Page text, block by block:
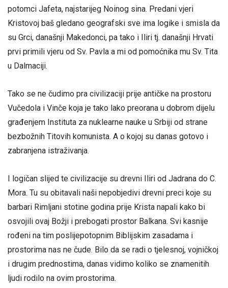
potomci Jafeta, najstarijeg Noinog sina. Predani vjeri
Kristovoj baš gledano geografski sve ima logike i smisla da
su Grci, današnji Makedonci, pa tako i Iliri tj. današnji Hrvati
prvi primili vjeru od Sv. Pavla a mi od pomoćnika mu Sv. Tita
u Dalmaciji.
Tako se ne čudimo pra civilizaciji prije antičke na prostoru
Vučedola i Vinče koja je tako lako preorana u dobrom dijelu
građenjem Instituta za nuklearne nauke u Srbiji od strane
bezbožnih Titovih komunista. A o kojoj su danas gotovo i
zabranjena istraživanja.
I logičan slijed te civilizacije su drevni Iliri od Jadrana do C.
Mora. Tu su obitavali naši nepobjedivi drevni preci koje su
barbari Rimljani stotine godina prije Krista napali kako bi
osvojili ovaj Božji i prebogati prostor Balkana. Svi kasnije
rođeni na tim poslijepotopnim Biblijskim zasadama i
prostorima nas ne čude. Bilo da se radi o tjelesnoj, vojničkoj
i drugim prednostima, danas vidimo koliko se znamenitih
ljudi rodilo na ovim prostorima.